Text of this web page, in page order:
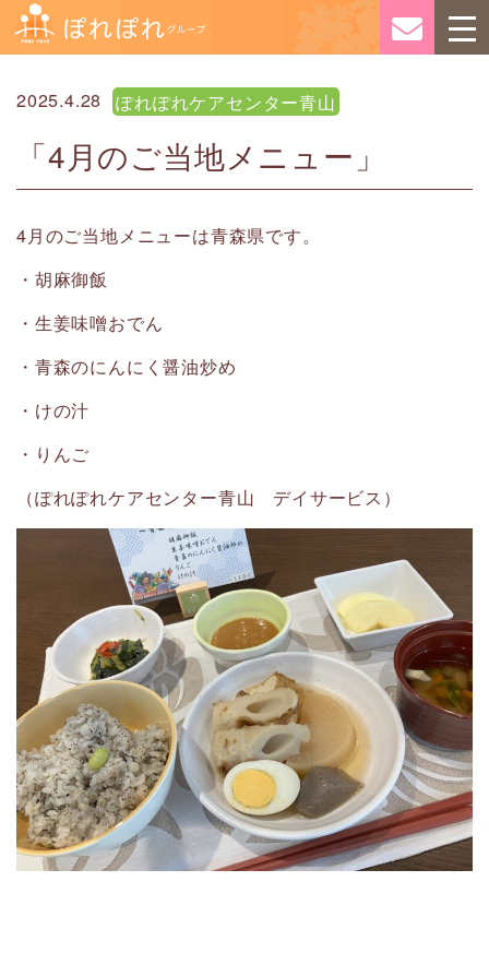
2025.4.28 ぽれぽれケアセンター青山
「4月のご当地メニュー」
4月のご当地メニューは青森県です。
・胡麻御飯
・生姜味噌おでん
・青森のにんにく醤油炒め
・けの汁
・りんご
（ぽれぽれケアセンター青山 デイサービス）